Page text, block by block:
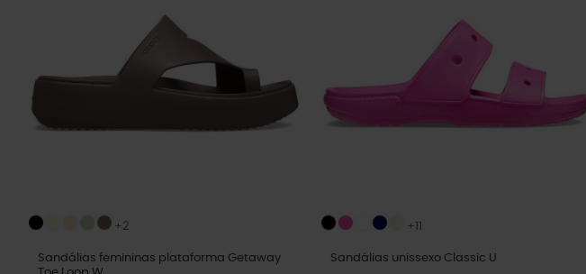
+2
Sandálias femininas plataforma Getaway
+11
Sandálias unissexo Classic U